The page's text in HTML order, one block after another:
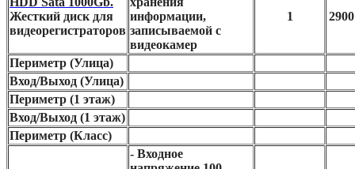
Жесткий диск для
видеорегистраторов
информации,
записываемой с
видеокамер
1 2900
Периметр (Улица)
Вход/Выход (Улица)
Периметр (1 этаж)
Вход/Выход (1 этаж)
Периметр (Класс)
- Входное